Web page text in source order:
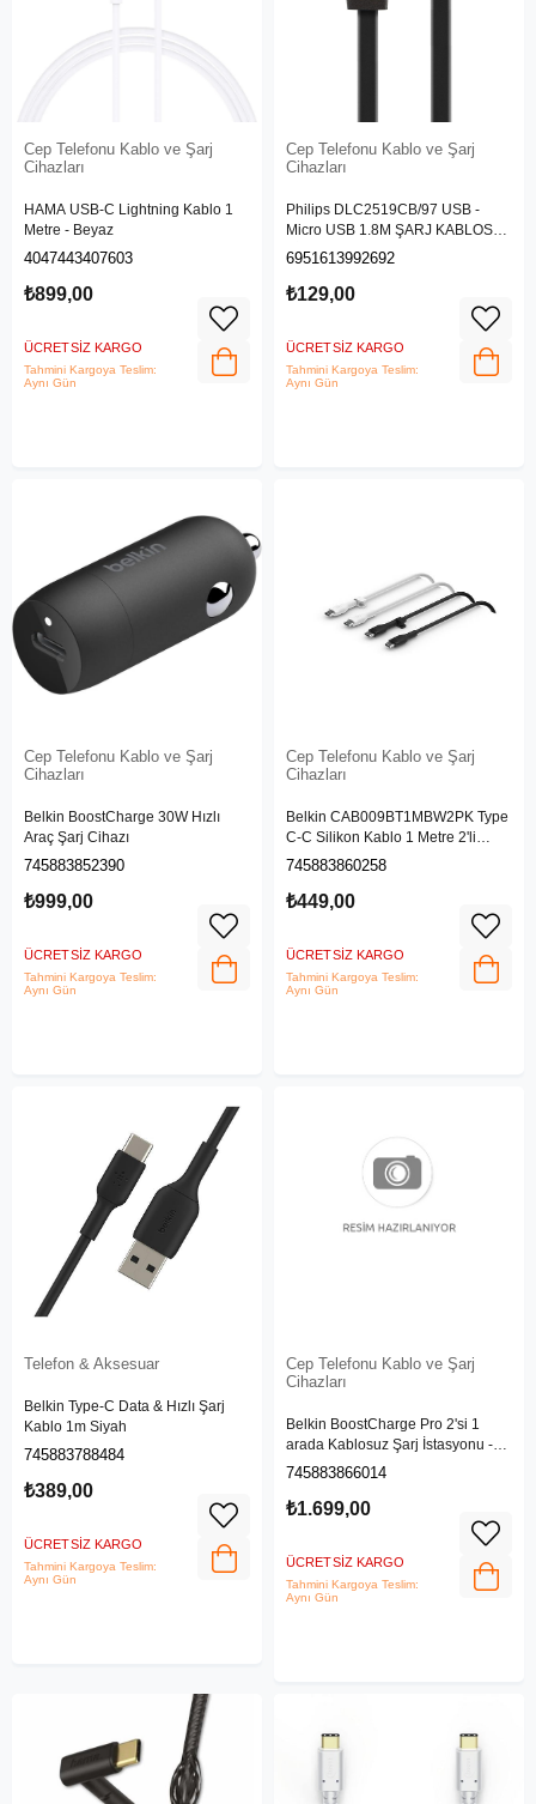
Cep Telefonu Kablo ve Şarj
Cihazları
HAMA USB-C Lightning Kablo 1
Metre - Beyaz
4047443407603
₺899,00
ÜCRETSIZ KARGO
Tahmini Kargoya Teslim:
Aynı Gün
Cep Telefonu Kablo ve Şarj
Cihazları
Philips DLC2519CB/97 USB -
Micro USB 1.8M ŞARJ KABLOSU -
SİYAH
6951613992692
₺129,00
ÜCRETSIZ KARGO
Tahmini Kargoya Teslim:
Aynı Gün
Cep Telefonu Kablo ve Şarj
Cihazları
Belkin BoostCharge 30W Hızlı
Araç Şarj Cihazı
745883852390
₺999,00
ÜCRETSIZ KARGO
Tahmini Kargoya Teslim:
Aynı Gün
Cep Telefonu Kablo ve Şarj
Cihazları
Belkin CAB009BT1MBW2PK Type
C-C Silikon Kablo 1 Metre 2'li
Paket - Beyaz
745883860258
₺449,00
ÜCRETSIZ KARGO
Tahmini Kargoya Teslim:
Aynı Gün
Telefon & Aksesuar
Belkin Type-C Data & Hızlı Şarj
Kablo 1m Siyah
745883788484
₺389,00
ÜCRETSIZ KARGO
Tahmini Kargoya Teslim:
Aynı Gün
Cep Telefonu Kablo ve Şarj
Cihazları
Belkin BoostCharge Pro 2'si 1
arada Kablosuz Şarj İstasyonu -
‎WIZ021vfBK
745883866014
₺1.699,00
ÜCRETSIZ KARGO
Tahmini Kargoya Teslim:
Aynı Gün